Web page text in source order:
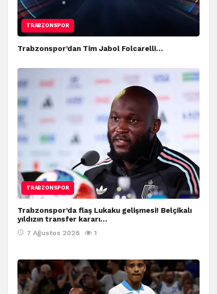
TRABZONSPOR
Trabzonspor’dan Tim Jabol Folcarelli…
TRABZONSPOR
Trabzonspor’da flaş Lukaku gelişmesi! Belçikalı
yıldızın transfer kararı…
7 Ağustos 2026 1